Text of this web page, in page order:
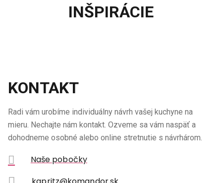
INŠPIRÁCIE​
KONTAKT
Radi vám urobíme individuálny návrh vašej kuchyne na
mieru. Nechajte nám kontakt. Ozveme sa vám naspäť a
dohodneme osobné alebo online stretnutie s návrhárom.
Naše pobočky